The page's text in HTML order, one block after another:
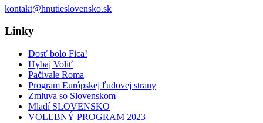
kontakt@hnutieslovensko.sk
Linky
Dosť bolo Fica!
Hybaj Voliť
Pačivale Roma
Program Európskej ľudovej strany
Zmluva so Slovenskom
Mladí SLOVENSKO
VOLEBNÝ PROGRAM 2023